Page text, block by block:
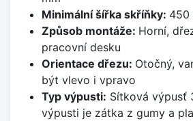
Minimální šířka skříňky: 450
Způsob montáže: Horní,
pracovní desku
Orientace dřezu: Otočný,
být vlevo i vpravo
Typ výpusti: Sítková výpusť
výpusti je zátka z gumy a